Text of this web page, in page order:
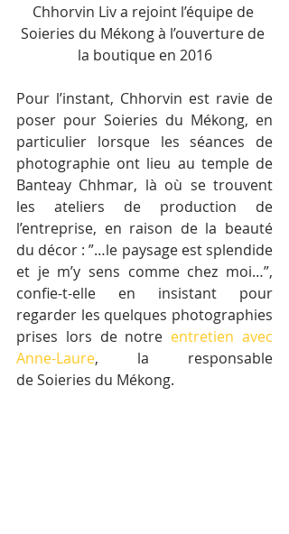
Chhorvin Liv a rejoint l’équipe de
Soieries du Mékong à l’ouverture de
la boutique en 2016
Pour l’instant, Chhorvin est ravie de
poser pour Soieries du Mékong, en
particulier lorsque les séances de
photographie ont lieu au temple de
Banteay Chhmar, là où se trouvent
les ateliers de production de
l’entreprise, en raison de la beauté
du décor : ”…le paysage est splendide
et je m’y sens comme chez moi…”,
confie-t-elle en insistant pour
regarder les quelques photographies
prises lors de notre entretien avec
Anne-Laure, la responsable
de Soieries du Mékong.